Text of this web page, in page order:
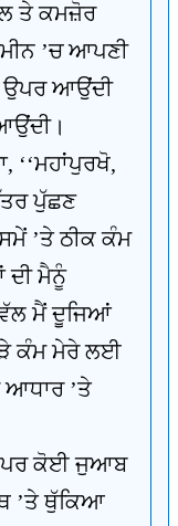
ਤੇ ਕਮਜ਼ੋਰ
’ਚ ਆਪਣੀ
ਉਪਰ ਆਉਂਦੀ
ਪੁੱਛਣ
’ਤੇ ਠੀਕ ਕੰਮ
ਦੀ ਮੈਨੂੰ
ਮੈਂ ਦੂਜਿਆਂ
ਕੰਮ ਮੇਰੇ ਲਈ
’ਤੇ
ਪਰ ਕੋਈ ਜੁਆਬ
’ਤੇ ਥੁੱਕਿਆ